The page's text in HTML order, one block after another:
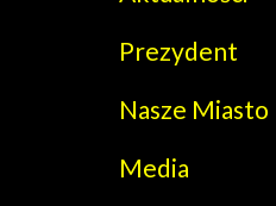
Prezydent
Nasze Miasto
Media